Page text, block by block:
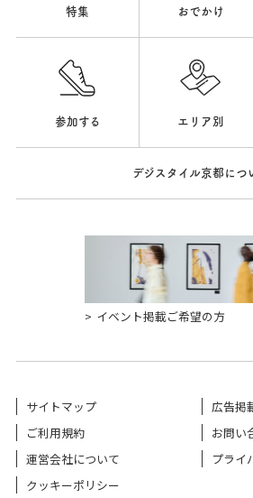
特集 おでかけ
参加する エリア別
デジスタイル京都につ
イベント掲載ご希望の方
サイトマップ
広告掲
ご利用規約
お問い
運営会社について
プライ
クッキーポリシー